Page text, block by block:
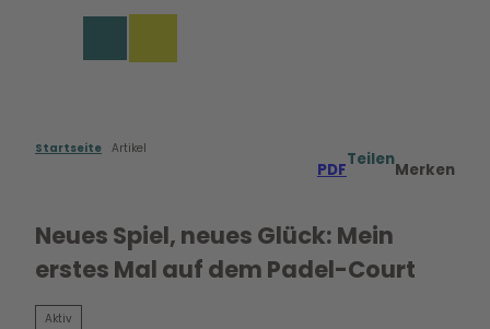
Startseite Artikel
PDF
Teilen
Merken
Neues Spiel, neues Glück: Mein
erstes Mal auf dem Padel-Court
Aktiv